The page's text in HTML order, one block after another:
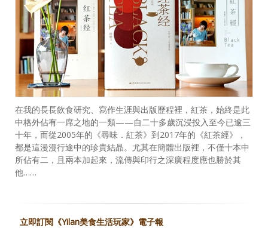
在我的長長飲食研究、寫作生涯與出版歷程裡，紅茶，始終是此
中格外佔有一席之地的一類——自二十多歲沉浸投入至今已逾三
十年，而從2005年的《尋味．紅茶》到2017年的《紅茶經》，
都是這漫漫行途中的珍貴結晶。尤其在簡體出版裡，不僅十本中
所佔有二，且兩本加起來，流傳與印行之深廣程度應也勝於其
他……
立即訂閱《Yilan美食生活玩家》電子報